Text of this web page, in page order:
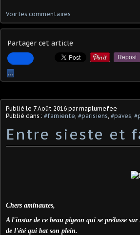
Voir les commentaires
Partager cet article
Repost
…
Publié le 7 Août 2016 par maplumefee
Publié dans : #farniente #parisiens #paves
Entre sieste et
Chers aminautes,
A l'instar de ce beau pigeon qui se prélasse
de l'été qui bat son plein.